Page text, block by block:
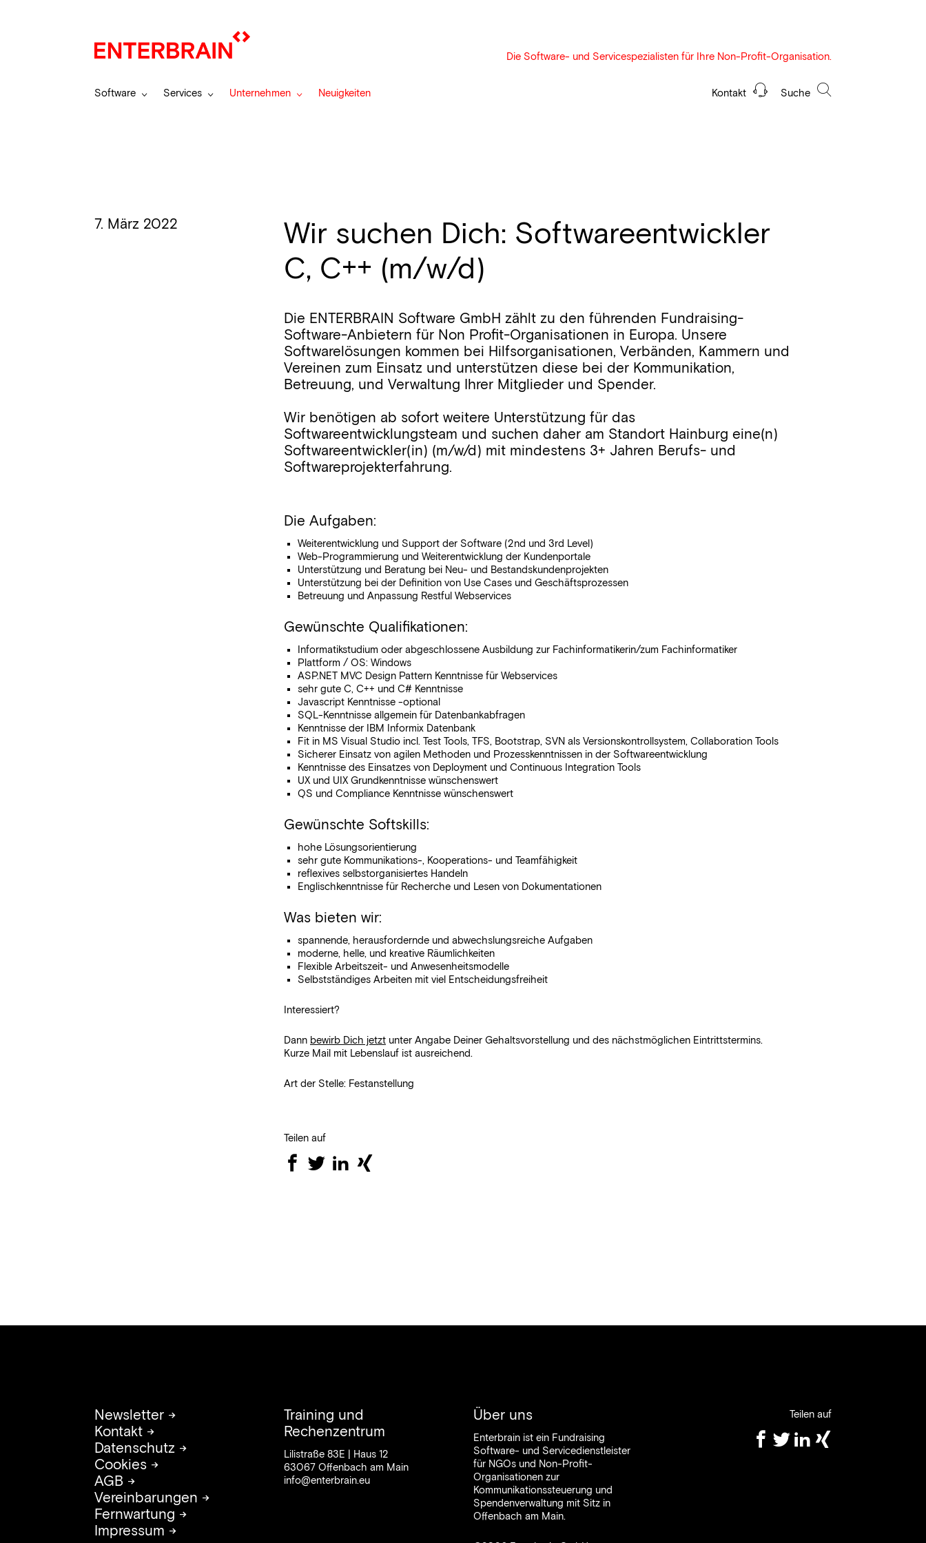
Die Software- und Servicespezialisten für Ihre Non-Profit-Organisation.
Software Services Unternehmen Neuigkeiten Kontakt Suche
7. März 2022
Wir suchen Dich: Softwareentwickler
C, C++ (m/w/d)
Die ENTERBRAIN Software GmbH zählt zu den führenden Fundraising-
Software-Anbietern für Non Profit-Organisationen in Europa. Unsere
Softwarelösungen kommen bei Hilfsorganisationen, Verbänden, Kammern und
Vereinen zum Einsatz und unterstützen diese bei der Kommunikation,
Betreuung, und Verwaltung Ihrer Mitglieder und Spender.
Wir benötigen ab sofort weitere Unterstützung für das
Softwareentwicklungsteam und suchen daher am Standort Hainburg eine(n)
Softwareentwickler(in) (m/w/d) mit mindestens 3+ Jahren Berufs- und
Softwareprojekterfahrung.
Die Aufgaben:
Weiterentwicklung und Support der Software (2nd und 3rd Level)
Web-Programmierung und Weiterentwicklung der Kundenportale
Unterstützung und Beratung bei Neu- und Bestandskundenprojekten
Unterstützung bei der Definition von Use Cases und Geschäftsprozessen
Betreuung und Anpassung Restful Webservices
Gewünschte Qualifikationen:
Informatikstudium oder abgeschlossene Ausbildung zur Fachinformatikerin/zum Fachinformatiker
Plattform / OS: Windows
ASP.NET MVC Design Pattern Kenntnisse für Webservices
sehr gute C, C++ und C# Kenntnisse
Javascript Kenntnisse -optional
SQL-Kenntnisse allgemein für Datenbankabfragen
Kenntnisse der IBM Informix Datenbank
Fit in MS Visual Studio incl. Test Tools, TFS, Bootstrap, SVN als Versionskontrollsystem, Collaboration Tools
Sicherer Einsatz von agilen Methoden und Prozesskenntnissen in der Softwareentwicklung
Kenntnisse des Einsatzes von Deployment und Continuous Integration Tools
UX und UIX Grundkenntnisse wünschenswert
QS und Compliance Kenntnisse wünschenswert
Gewünschte Softskills:
hohe Lösungsorientierung
sehr gute Kommunikations-, Kooperations- und Teamfähigkeit
reflexives selbstorganisiertes Handeln
Englischkenntnisse für Recherche und Lesen von Dokumentationen
Was bieten wir:
spannende, herausfordernde und abwechslungsreiche Aufgaben
moderne, helle, und kreative Räumlichkeiten
Flexible Arbeitszeit- und Anwesenheitsmodelle
Selbstständiges Arbeiten mit viel Entscheidungsfreiheit
Interessiert?
Dann bewirb Dich jetzt unter Angabe Deiner Gehaltsvorstellung und des nächstmöglichen Eintrittstermins.
Kurze Mail mit Lebenslauf ist ausreichend.
Art der Stelle: Festanstellung
Teilen auf
Newsletter →
Kontakt →
Datenschutz →
Cookies →
AGB →
Vereinbarungen →
Fernwartung →
Impressum →
Training und
Rechenzentrum
Lilistraße 83E | Haus 12
63067 Offenbach am Main
info@enterbrain.eu
Über uns
Enterbrain ist ein Fundraising
Software- und Servicedienstleister
für NGOs und Non-Profit-
Organisationen zur
Kommunikationssteuerung und
Spendenverwaltung mit Sitz in
Offenbach am Main.
Teilen auf